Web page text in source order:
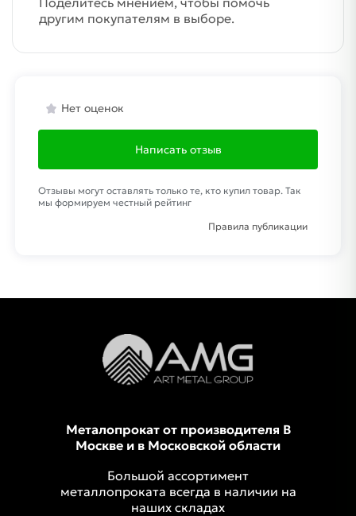
другим покупателям в выборе.
Нет оценок
Написать отзыв
Отзывы могут оставлять только те, кто купил товар. Так
мы формируем честный рейтинг
Правила публикации
Металопрокат от производителя В
Москве и в Московской области
Большой ассортимент
металлопроката всегда в наличии на
наших складах